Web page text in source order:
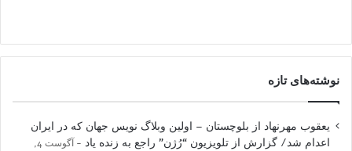
نوشته‌های تازه
یعقوب مهرنهاد از بلوچستان – اولین وبلاگ نویس جهان که در ایران
اعدام شد/ گزارش از تلویزیون “رُژن” راجع به زنده یاد
آگوست 4,